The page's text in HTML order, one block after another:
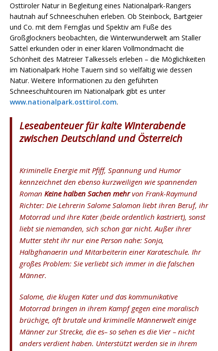
Osttiroler Natur in Begleitung eines Nationalpark-Rangers
hautnah auf Schneeschuhen erleben. Ob Steinbock, Bartgeier
und Co. mit dem Fernglas und Spektiv am Fuße des
Großglockners beobachten, die Winterwunderwelt am Staller
Sattel erkunden oder in einer klaren Vollmondmacht die
Schönheit des Matreier Talkessels erleben – die Möglichkeiten
im Nationalpark Hohe Tauern sind so vielfältig wie dessen
Natur. Weitere Informationen zu den geführten
Schneeschuhtouren im Nationalpark gibt es unter
www.nationalpark.osttirol.com.
Leseabenteuer für kalte Winterabende
zwischen Deutschland und Österreich
Kriminelle Energie mit Pfiff, Spannung und Humor
kennzeichnet den ebenso kurzweiligen wie spannenden
Roman Keine halben Sachen mehrvon Frank-Raymund
Richter: Die Lehrerin Salome Salomon liebt ihren Beruf, ihr
Motorrad und ihre Kater (beide ordentlich kastriert), sonst
liebt sie niemanden, sich schon gar nicht. Außer ihrer
Mutter steht ihr nur eine Person nahe: Sonja,
Halbghanaerin und Mitarbeiterin einer Karateschule. Ihr
großes Problem: Sie verliebt sich immer in die falschen
Männer.
Salome, die klugen Kater und das kommunikative
Motorrad bringen in ihrem Kampf gegen eine moralisch
brüchige, oft brutale und kriminelle Männerwelt einige
Männer zur Strecke, die es– so sehen es die Vier – nicht
anders verdient haben. Unterstützt werden sie in ihrem